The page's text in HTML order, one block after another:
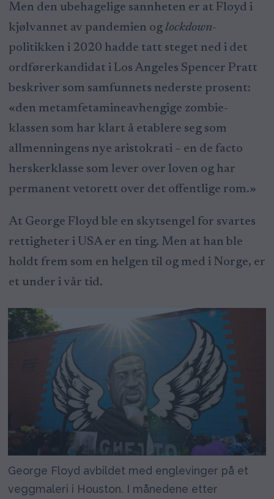
Men den ubehagelige sannheten er at Floyd i
kjølvannet av pandemien og lockdown-
politikken i 2020 hadde tatt steget ned i det
ordførerkandidat i Los Angeles Spencer Pratt
beskriver som samfunnets nederste prosent:
«den metamfetamineavhengige zombie-
klassen som har klart å etablere seg som
allmenningens nye aristokrati – en de facto
herskerklasse som lever over loven og har
permanent vetorett over det offentlige rom.»
At George Floyd ble en skytsengel for svartes
rettigheter i USA er en ting. Men at han ble
holdt frem som en helgen til og med i Norge, er
et under i vår tid.
George Floyd avbildet med englevinger på et
veggmaleri i Houston. I månedene etter